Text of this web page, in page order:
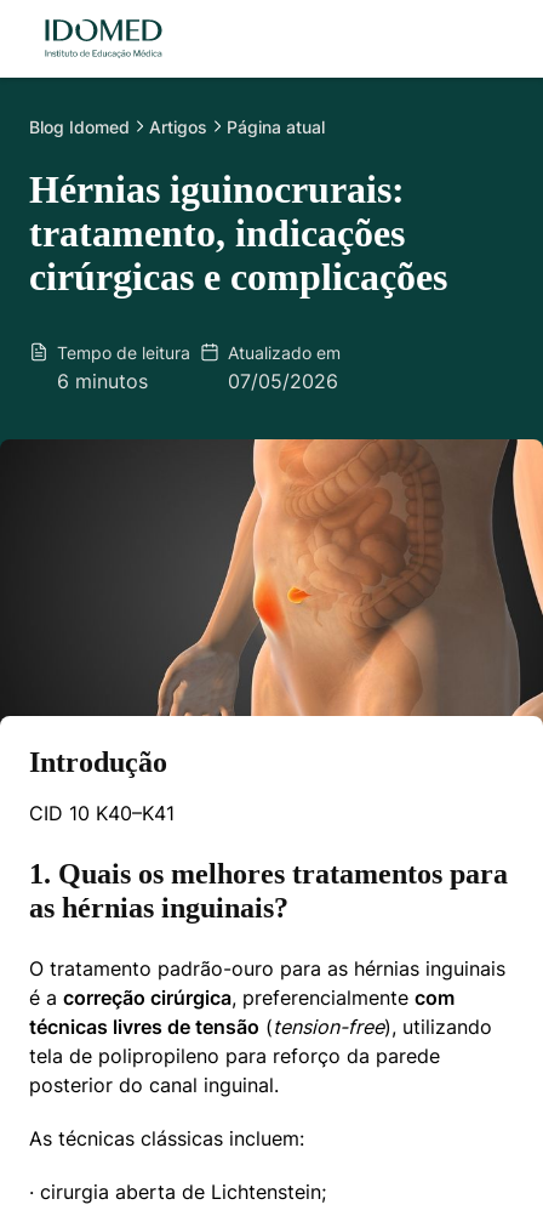
Blog Idomed Artigos Página atual
Hérnias iguinocrurais:
tratamento, indicações
cirúrgicas e complicações
Tempo de leitura
6 minutos
Atualizado em
07/05/2026
Introdução
CID 10 K40–K41
1. Quais os melhores tratamentos para
as hérnias inguinais?
O tratamento padrão-ouro para as hérnias inguinais
é a correção cirúrgica, preferencialmente com
técnicas livres de tensão (tension-free), utilizando
tela de polipropileno para reforço da parede
posterior do canal inguinal.
As técnicas clássicas incluem:
· cirurgia aberta de Lichtenstein;